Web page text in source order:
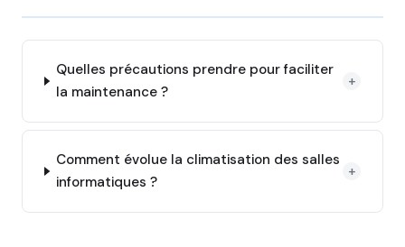
Quelles précautions prendre pour faciliter
la maintenance ?
+
Comment évolue la climatisation des salles
informatiques ?
+